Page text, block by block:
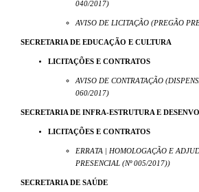
040/2017)
AVISO DE LICITAÇÃO (PREGÃO
SECRETARIA DE EDUCAÇÃO E CULTURA
LICITAÇÕES E CONTRATOS
AVISO DE CONTRATAÇÃO
060/2017)
SECRETARIA DE INFRA-ESTRUTURA E
LICITAÇÕES E CONTRATOS
ERRATA | HOMOLOGAÇÃO E
PRESENCIAL (Nº 005/2017))
SECRETARIA DE SAÚDE